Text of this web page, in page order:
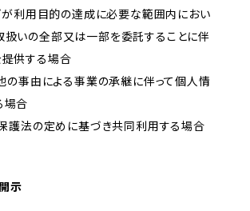
プが利用目的の達成に必要な範囲内におい
扱いの全部又は一部を委託することに伴
供する場合
他の事由による事業の承継に伴って個人情
場合
保護法の定めに基づき共同利用する場合
示